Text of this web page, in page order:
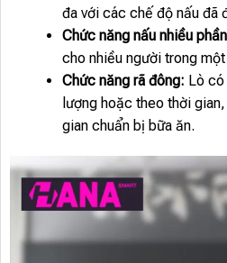
đa với các chế độ nấu đã
Chức năng nấu nhiều
cho nhiều người trong
Chức năng rã đông: Lò có
lượng hoặc theo thời
gian chuẩn bị bữa ăn.